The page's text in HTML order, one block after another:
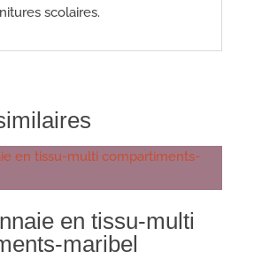
scolaires.
en tissu-multi
maribel